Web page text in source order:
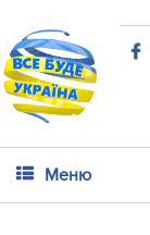
Меню